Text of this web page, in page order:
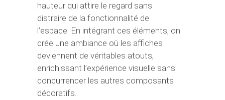
hauteur qui attire le regard sans
distraire de la fonctionnalité de
l’espace. En intégrant ces éléments, on
crée une ambiance où les affiches
deviennent de véritables atouts,
enrichissant l’expérience visuelle sans
concurrencer les autres composants
décoratifs.